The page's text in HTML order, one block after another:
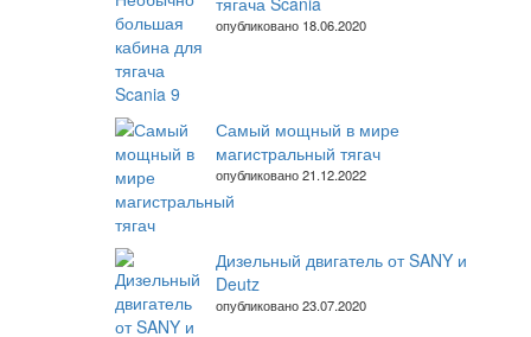
опубликовано 18.06.2020
Самый мощный в мире
магистральный тягач
опубликовано 21.12.2022
Дизельный двигатель от SANY и
Deutz
опубликовано 23.07.2020